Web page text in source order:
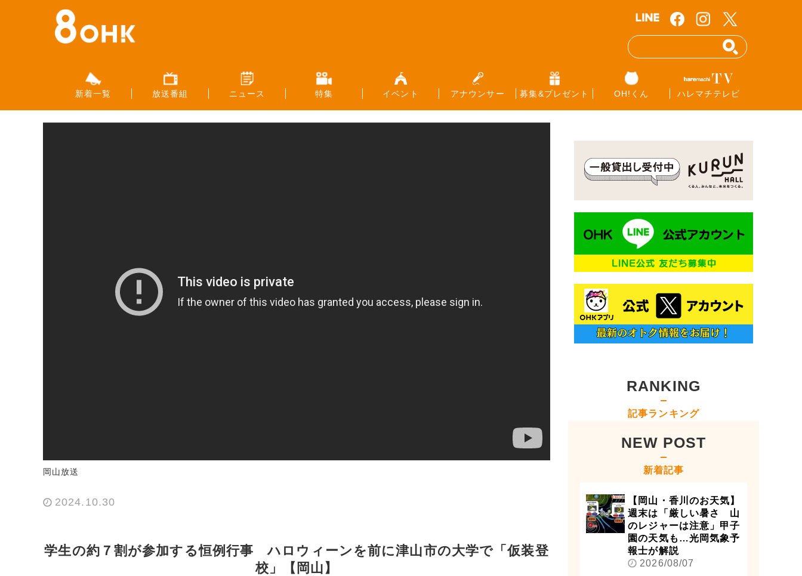
新着一覧 放送番組 ニュース 特集 イベント アナウンサー 募集&プレゼント OH!くん ハレマチテレビ
岡山放送
2024.10.30
学生の約７割が参加する恒例行事 ハロウィーンを前に津山市の大学で「仮装登
校」【岡山】
RANKING
記事ランキング
NEW POST
新着記事
【岡山・香川のお天気】
週末は「厳しい暑さ 山
のレジャーは注意」甲子
園の天気も…光岡気象予
報士が解説
2026/08/07